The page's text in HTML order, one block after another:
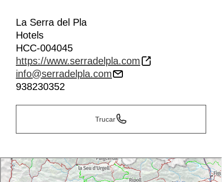
La Serra del Pla
Hotels
HCC-004045
https://www.serradelpla.com
info@serradelpla.com
938230352
Trucar